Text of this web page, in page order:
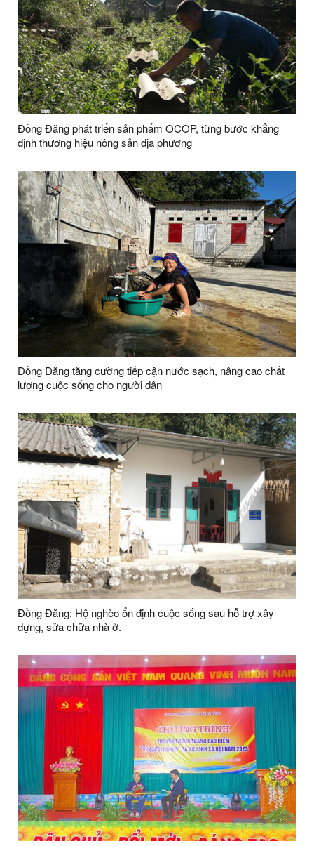
Đồng Đăng phát triển sản phẩm OCOP, từng bước khẳng
định thương hiệu nông sản địa phương
Đồng Đăng tăng cường tiếp cận nước sạch, nâng cao chất
lượng cuộc sống cho người dân
Đồng Đăng: Hộ nghèo ổn định cuộc sống sau hỗ trợ xây
dựng, sửa chữa nhà ở.